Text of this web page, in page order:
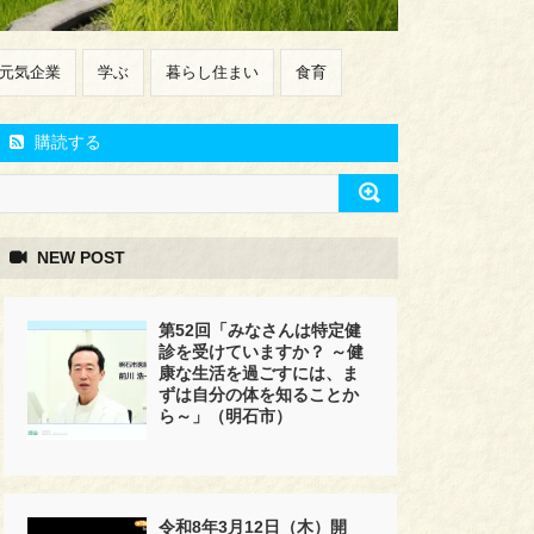
元気企業 学ぶ 暮らし住まい 食育
購読する
NEW POST
第52回「みなさんは特定健
診を受けていますか？ ～健
康な生活を過ごすには、ま
ずは自分の体を知ることか
ら～」（明石市）
令和8年3月12日（木）開